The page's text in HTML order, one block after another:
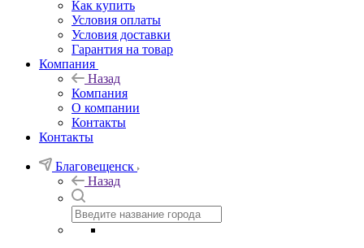
Как купить
Условия оплаты
Условия доставки
Гарантия на товар
Компания
Назад
Компания
О компании
Контакты
Контакты
Благовещенск
Назад